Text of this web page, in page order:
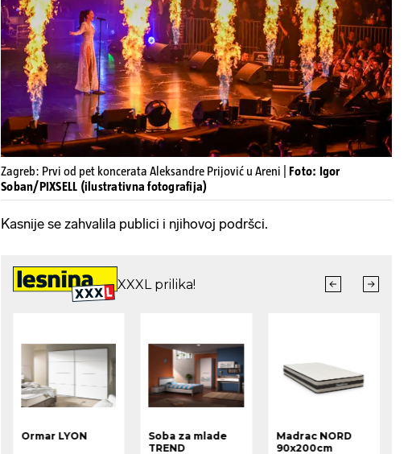
Zagreb: Prvi od pet koncerata Aleksandre Prijović u Areni |
Foto: Igor
Soban/PIXSELL (ilustrativna fotografija)
Kasnije se zahvalila publici i njihovoj podršci.